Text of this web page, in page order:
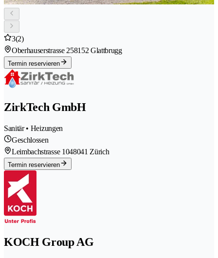
3(2)
Oberhauserstrasse 258152 Glattbrugg
Termin reservieren
ZirkTech GmbH
Sanitär • Heizungen
Geschlossen
Leimbachstrasse 1048041 Zürich
Termin reservieren
KOCH Group AG